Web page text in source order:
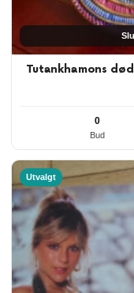
Tutankhamons
0
Bud
Utvalgt